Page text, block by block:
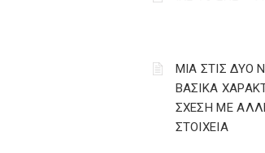
ΜΙΑ ΣΤΙΣ ΔΥΟ
ΒΑΣΙΚΑ
ΣΧΕΣΗ ΜΕ
ΣΤΟΙΧΕΙΑ